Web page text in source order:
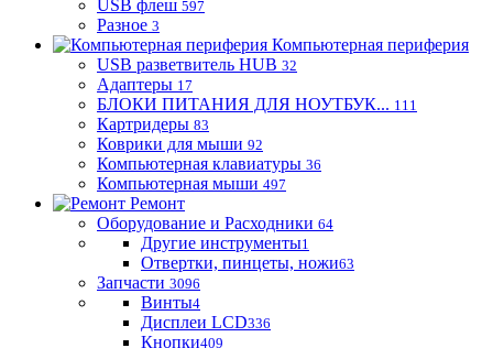
USB флеш 597
Разное 3
Компьютерная периферия
USB разветвитель HUB 32
Адаптеры 17
БЛОКИ ПИТАНИЯ ДЛЯ НОУТБУК... 111
Картридеры 83
Коврики для мыши 92
Компьютерная клавиатуры 36
Компьютерная мыши 497
Ремонт
Оборудование и Расходники 64
Другие инструменты1
Отвертки, пинцеты, ножи63
Запчасти 3096
Винты4
Дисплеи LCD336
Кнопки409